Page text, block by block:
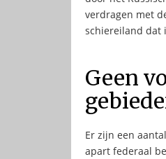
verdragen met
schiereiland dat
Geen
Er zijn een
apart federaal